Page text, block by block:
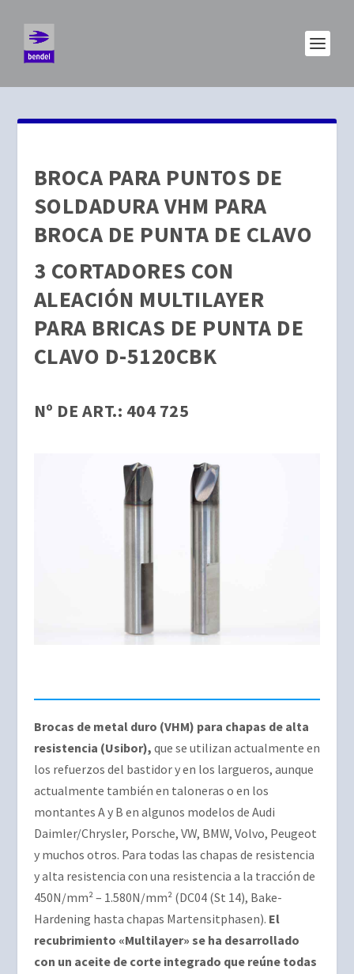
BROCA PARA PUNTOS DE
SOLDADURA VHM PARA
BROCA DE PUNTA DE CLAVO
3 CORTADORES CON
ALEACIÓN MULTILAYER
PARA BRICAS DE PUNTA DE
CLAVO D-5120CBK
Nº DE ART.: 404 725
Brocas de metal duro (VHM) para chapas de alta
resistencia (Usibor), que se utilizan actualmente en
los refuerzos del bastidor y en los largueros, aunque
actualmente también en taloneras o en los
montantes A y B en algunos modelos de Audi
Daimler/Chrysler, Porsche, VW, BMW, Volvo, Peugeot
y muchos otros. Para todas las chapas de resistencia
y alta resistencia con una resistencia a la tracción de
450N/mm² – 1.580N/mm² (DC04 (St 14), Bake-
Hardening hasta chapas Martensitphasen). El
recubrimiento «Multilayer» se ha desarrollado
con un aceite de corte integrado que reúne todas